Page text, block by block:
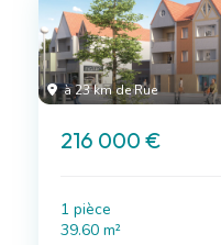
à 23 km de Rue
216 000 €
1 pièce
39.60 m²